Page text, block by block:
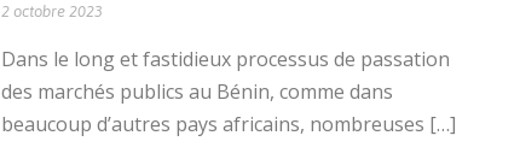
2 octobre 2023
Dans le long et fastidieux processus de passation
des marchés publics au Bénin, comme dans
beaucoup d’autres pays africains, nombreuses […]